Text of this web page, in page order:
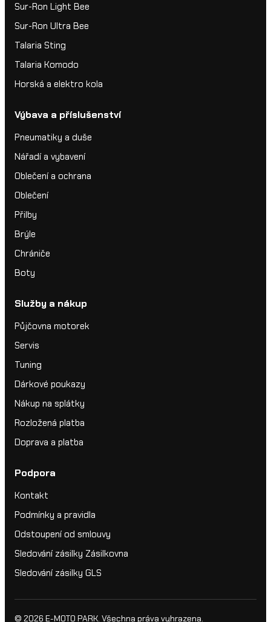
Sur-Ron Light Bee
Sur-Ron Ultra Bee
Talaria Sting
Talaria Komodo
Horská a elektro kola
Výbava a příslušenství
Pneumatiky a duše
Nářadí a vybavení
Oblečení a ochrana
Oblečení
Přilby
Brýle
Chrániče
Boty
Služby a nákup
Půjčovna motorek
Servis
Tuning
Dárkové poukazy
Nákup na splátky
Rozložená platba
Doprava a platba
Podpora
Kontakt
Podmínky a pravidla
Odstoupení od smlouvy
Sledování zásilky Zásilkovna
Sledování zásilky GLS
© 2026 E-MOTO PARK. Všechna práva vyhrazena.